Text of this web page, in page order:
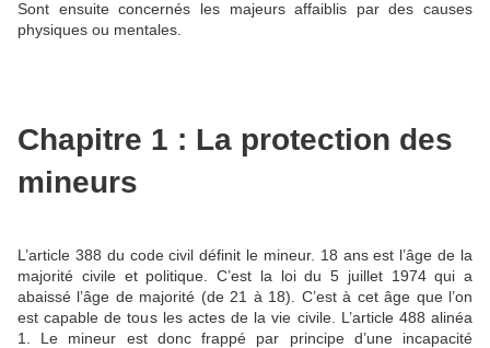
Sont ensuite concernés les majeurs affaiblis par des causes
physiques ou mentales.
Chapitre 1 : La protection des
mineurs
L’article 388 du code civil définit le mineur. 18 ans est l’âge de la
majorité civile et politique. C’est la loi du 5 juillet 1974 qui a
abaissé l’âge de majorité (de 21 à 18). C’est à cet âge que l’on
est capable de tous les actes de la vie civile. L’article 488 alinéa
1. Le mineur est donc frappé par principe d’une incapacité